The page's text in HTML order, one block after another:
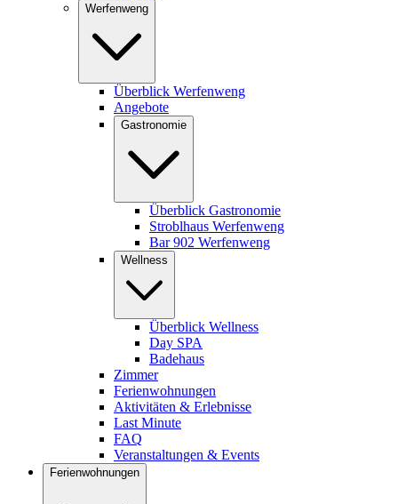
Werfenweng
Überblick Werfenweng
Angebote
Gastronomie
Überblick Gastronomie
Stroblhaus Werfenweng
Bar 902 Werfenweng
Wellness
Überblick Wellness
Day SPA
Badehaus
Zimmer
Ferienwohnungen
Aktivitäten & Erlebnisse
Last Minute
FAQ
Veranstaltungen & Events
Ferienwohnungen